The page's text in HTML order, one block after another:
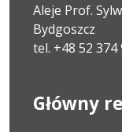
Aleje Prof.
Bydgoszcz
tel. +48 52 374
Główny